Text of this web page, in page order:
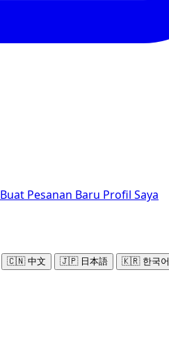
Buat Pesanan Baru Profil Saya
🇨🇳 中文 🇯🇵 日本語 🇰🇷 한국어